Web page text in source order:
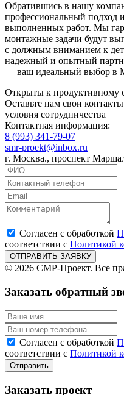
Обратившись в нашу
профессиональный подход
выполненных работ. Мы
монтажные задачи будут
с должным вниманием к
надежный и опытный
— ваш идеальный выбор в
Открыты к продуктивному
Оставьте нам свои
условия сотрудничества
Контактная информация:
8 (993) 341-79-07
smr-proekt@inbox.ru
г. Москва., проспект
Согласен с обработкой
соответствии с Политикой
© 2026 СМР-Проект. Все
Заказать обратный
Согласен с обработкой
соответствии с Политикой
Заказать проект